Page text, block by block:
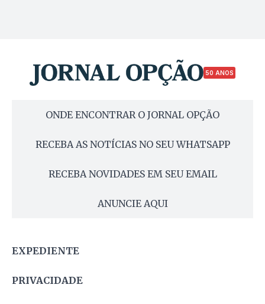
50 ANOS
ONDE ENCONTRAR O JORNAL OPÇÃO
RECEBA AS NOTÍCIAS NO SEU WHATSAPP
RECEBA NOVIDADES EM SEU EMAIL
ANUNCIE AQUI
EXPEDIENTE
PRIVACIDADE